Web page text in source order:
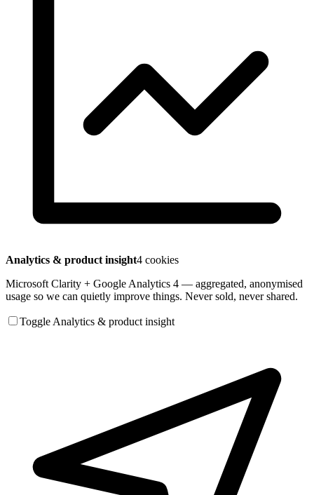
Analytics & product insight4 cookies
Microsoft Clarity + Google Analytics 4 — aggregated, anonymised
usage so we can quietly improve things. Never sold, never shared.
Toggle Analytics & product insight